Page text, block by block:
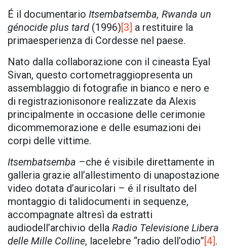
É il documentario Itsembatsemba, Rwanda un
génocide plus tard (1996)[3] a restituire la
primaesperienza di Cordesse nel paese.
Nato dalla collaborazione con il cineasta Eyal
Sivan, questo cortometraggiopresenta un
assemblaggio di fotografie in bianco e nero e
di registrazionisonore realizzate da Alexis
principalmente in occasione delle cerimonie
dicommemorazione e delle esumazioni dei
corpi delle vittime.
Itsembatsemba –che é visibile direttamente in
galleria grazie all’allestimento di unapostazione
video dotata d’auricolari – é il risultato del
montaggio di talidocumenti in sequenze,
accompagnate altresì da estratti
audiodell’archivio della Radio Televisione Libera
delle Mille Colline, lacelebre “radio dell’odio”[4].